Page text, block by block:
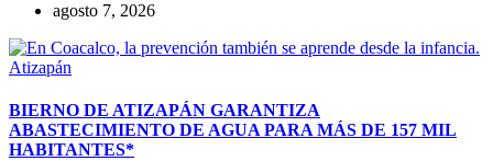
agosto 7, 2026
Atizapán
BIERNO DE ATIZAPÁN GARANTIZA
ABASTECIMIENTO DE AGUA PARA MÁS DE 157 MIL
HABITANTES*